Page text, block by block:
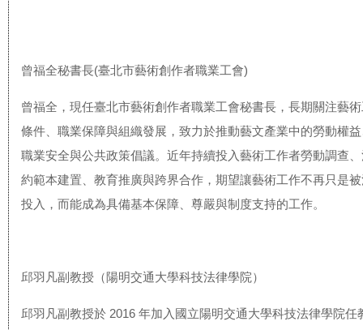
曾福全秘書長(臺北市藝術創作者職業工會)
曾福全，現任臺北市藝術創作者職業工會秘書長，長期關注藝
條件、職業保障與組織發展，致力於推動藝文產業中的勞動權
職業安全與公共政策倡議。近年持續投入藝術工作者勞動調查
約範本建置、教育推廣與跨界合作，期望讓藝術工作不再只是
投入，而能成為具備基本保障、尊嚴與制度支持的工作。
邱羽凡副教授（陽明交通大學科技法律學院）
邱羽凡副教授於 2016 年加入國立陽明交通大學科技法律學院任